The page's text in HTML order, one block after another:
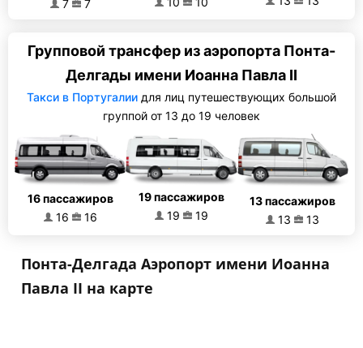
7
7
Групповой трансфер из аэропорта Понта-
Делгады имени Иоанна Павла II
Такси в Португалии для лиц путешествующих большой
группой от 13 до 19 человек
16 пассажиров
16
16
19 пассажиров
19
19
13 пассажиров
13
13
Понта-Делгада Аэропорт имени Иоанна
Павла II на карте